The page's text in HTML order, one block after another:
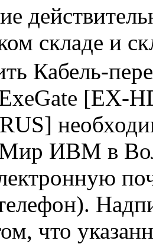
складе и
Кабель-
[EX-
ИВМ в
что